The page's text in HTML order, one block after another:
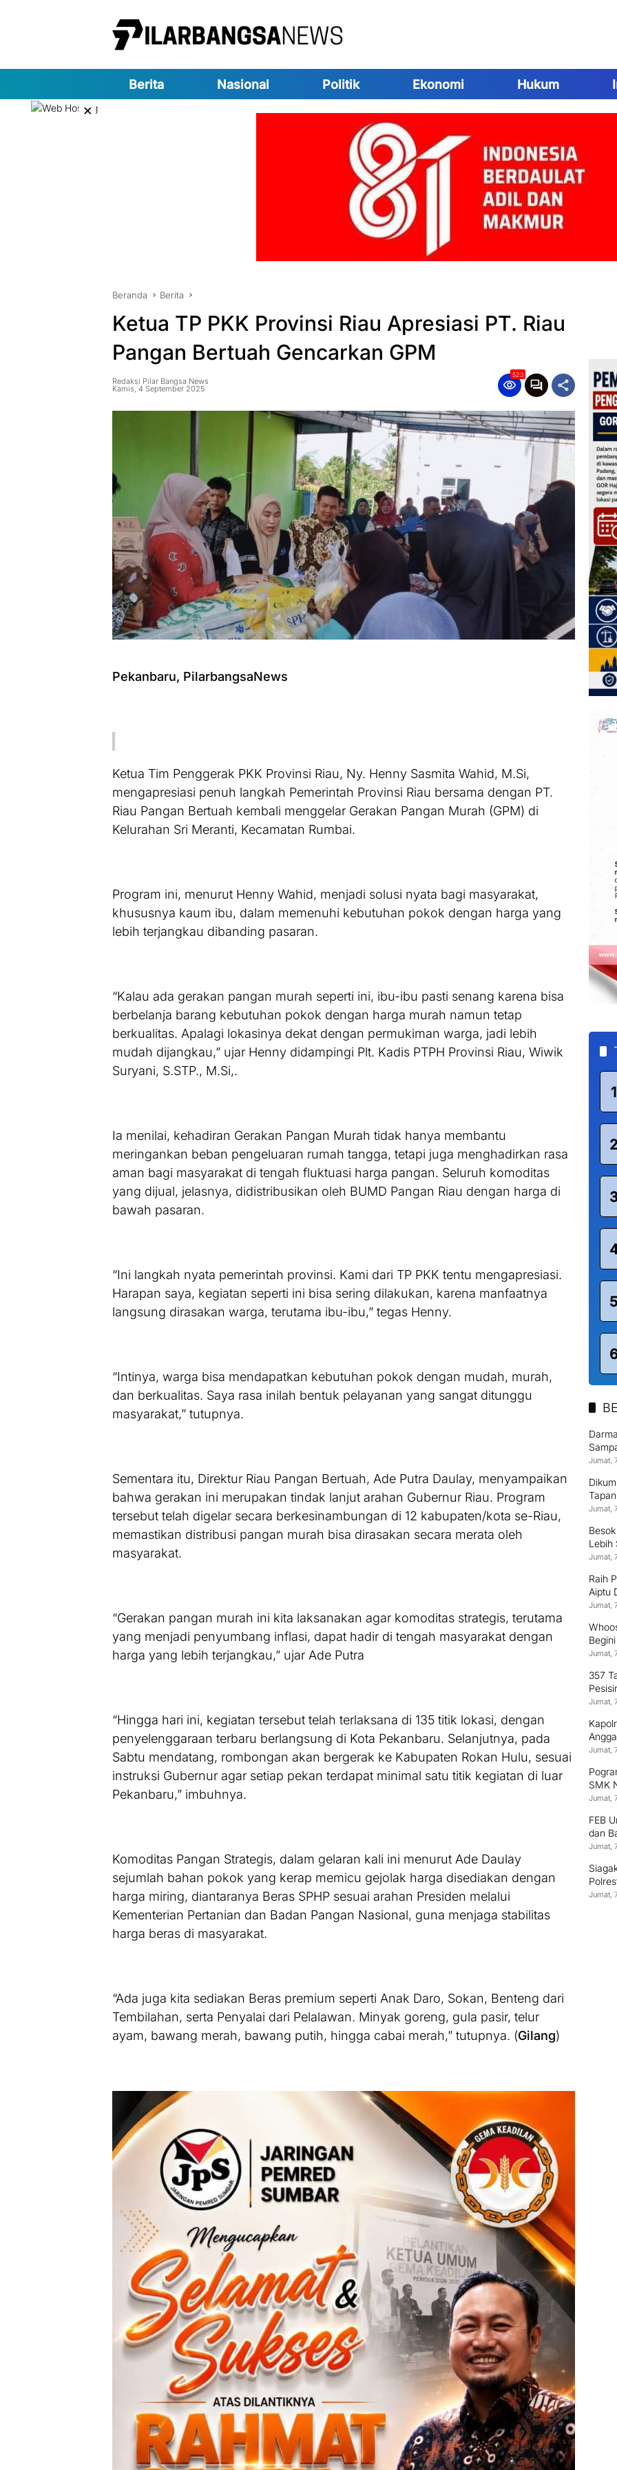
Berita Nasional Politik Ekonomi Hukum
×
Beranda Berita
Ketua TP PKK Provinsi Riau Apresiasi PT. Riau
Pangan Bertuah Gencarkan GPM
Redaksi Pilar Bangsa News
Kamis, 4 September 2025
523
Pekanbaru, PilarbangsaNews
Ketua Tim Penggerak PKK Provinsi Riau, Ny. Henny Sasmita Wahid, M.Si,
mengapresiasi penuh langkah Pemerintah Provinsi Riau bersama dengan PT.
Riau Pangan Bertuah kembali menggelar Gerakan Pangan Murah (GPM) di
Kelurahan Sri Meranti, Kecamatan Rumbai.
Program ini, menurut Henny Wahid, menjadi solusi nyata bagi masyarakat,
khususnya kaum ibu, dalam memenuhi kebutuhan pokok dengan harga yang
lebih terjangkau dibanding pasaran.
“Kalau ada gerakan pangan murah seperti ini, ibu-ibu pasti senang karena bisa
berbelanja barang kebutuhan pokok dengan harga murah namun tetap
berkualitas. Apalagi lokasinya dekat dengan permukiman warga, jadi lebih
mudah dijangkau,” ujar Henny didampingi Plt. Kadis PTPH Provinsi Riau, Wiwik
Suryani, S.STP., M.Si,.
Ia menilai, kehadiran Gerakan Pangan Murah tidak hanya membantu
meringankan beban pengeluaran rumah tangga, tetapi juga menghadirkan rasa
aman bagi masyarakat di tengah fluktuasi harga pangan. Seluruh komoditas
yang dijual, jelasnya, didistribusikan oleh BUMD Pangan Riau dengan harga di
bawah pasaran.
“Ini langkah nyata pemerintah provinsi. Kami dari TP PKK tentu mengapresiasi.
Harapan saya, kegiatan seperti ini bisa sering dilakukan, karena manfaatnya
langsung dirasakan warga, terutama ibu-ibu,” tegas Henny.
“Intinya, warga bisa mendapatkan kebutuhan pokok dengan mudah, murah,
dan berkualitas. Saya rasa inilah bentuk pelayanan yang sangat ditunggu
masyarakat,” tutupnya.
Sementara itu, Direktur Riau Pangan Bertuah, Ade Putra Daulay, menyampaikan
bahwa gerakan ini merupakan tindak lanjut arahan Gubernur Riau. Program
tersebut telah digelar secara berkesinambungan di 12 kabupaten/kota se-Riau,
memastikan distribusi pangan murah bisa dirasakan secara merata oleh
masyarakat.
“Gerakan pangan murah ini kita laksanakan agar komoditas strategis, terutama
yang menjadi penyumbang inflasi, dapat hadir di tengah masyarakat dengan
harga yang lebih terjangkau,” ujar Ade Putra
“Hingga hari ini, kegiatan tersebut telah terlaksana di 135 titik lokasi, dengan
penyelenggaraan terbaru berlangsung di Kota Pekanbaru. Selanjutnya, pada
Sabtu mendatang, rombongan akan bergerak ke Kabupaten Rokan Hulu, sesuai
instruksi Gubernur agar setiap pekan terdapat minimal satu titik kegiatan di luar
Pekanbaru,” imbuhnya.
Komoditas Pangan Strategis, dalam gelaran kali ini menurut Ade Daulay
sejumlah bahan pokok yang kerap memicu gejolak harga disediakan dengan
harga miring, diantaranya Beras SPHP sesuai arahan Presiden melalui
Kementerian Pertanian dan Badan Pangan Nasional, guna menjaga stabilitas
harga beras di masyarakat.
“Ada juga kita sediakan Beras premium seperti Anak Daro, Sokan, Benteng dari
Tembilahan, serta Penyalai dari Pelalawan. Minyak goreng, gula pasir, telur
ayam, bawang merah, bawang putih, hingga cabai merah,” tutupnya. (Gilang)
1
2
5
Jumat,
Jumat,
Lebih
Jumat,
Raih
Aiptu
Terus
Jumat,
Jumat,
357
Jumat,
Jumat,
SMK
Jumat,
FEB
dan
Jumat,
Jumat,